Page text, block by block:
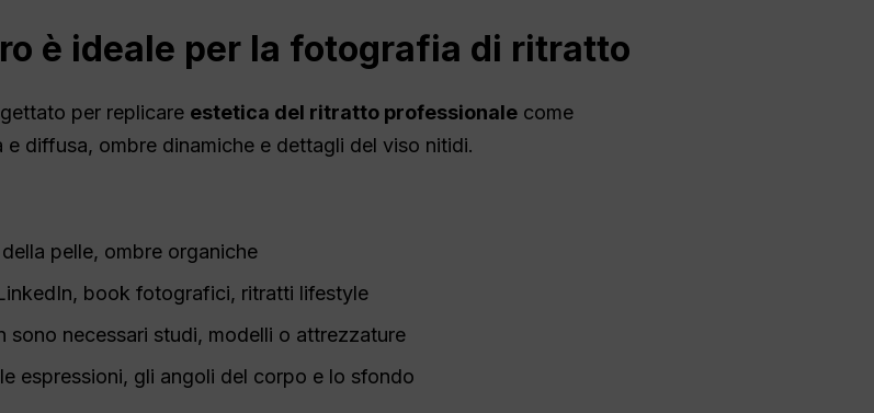
è ideale per la fotografia di ritratto
per replicare estetica del ritratto professionale come
diffusa, ombre dinamiche e dettagli del viso nitidi.
pelle, ombre organiche
book fotografici, ritratti lifestyle
sono necessari studi, modelli o attrezzature
espressioni, gli angoli del corpo e lo sfondo